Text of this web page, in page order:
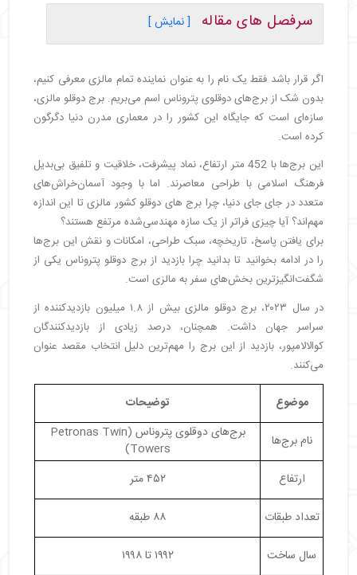
سرفصل های مقاله
[ نمایش ]
・تاریخچه و پیشینه برج‌های دوقلوی مالزی
راز طراحی خاص برج‌های دوقلوی مالزی
・ برج‌های دوقلو مالزی چه رکوردهایی را شکستند؟
・
داخل برج دوقلو مالزی چه امکاناتی وجود دارد؟
・ آسانسورهای برج دوقلو مالزی چه ویژگی‌هایی دارند؟
・ قیمت بلیت برج‌های دوقلو مالزی و ساعت بازدید
・جاذبه‌های دیدنی اطراف برج‌ دوقلوی پتروناس
・ پارک KLCC
・ موزه و مرکز علمی Petrosains
・مسجد As‑Syakirin
・مرکز خرید Avenue K
・تجربه زندگی شبانه مالزی
・حقایق جالب درباره برج‌های پتروناس
・مسیرهای دسترسی به برج‌های دوقلوی پتروناس
・مترو (LRT) برج دوقلو مالزی
・
・بهترین هتل‌های نزدیک برج دوقلو مالزی
・سخن پایانی
اگر قرار باشد فقط یک نام را به عنوان نماینده تمام مالزی معرفی کنیم،
بدون شک از برج‌های دوقلوی پتروناس اسم می‌بریم. برج دوقلو مالزی،
سازه‌‌ای است که جایگاه این کشور را در معماری مدرن دنیا دگرگون
کرده است.
این برج‌ها با 452 متر ارتفاع، نماد پیشرفت، خلاقیت و تلفیق بی‌بدیل
فرهنگ اسلامی با طراحی معاصرند. اما با وجود آسمان‌خراش‌های
متعدد در جای جای دنیا، چرا برج های دوقلو کشور مالزی تا این اندازه
مهم‌اند؟ آیا چیزی فراتر از یک سازه مهندسی‌شده مرتفع هستند؟
برای یافتن پاسخ، تاریخچه، سبک طراحی، امکانات و نقش این برج‌ها
را در ادامه بخوانید تا بدانید چرا بازدید از برج دوقلو پتروناس یکی از
شگفت‌انگیزترین بخش‌های سفر به مالزی است.
در سال ۲۰۲۳، برج‌ دوقلو مالزی بیش از ۱.۸ میلیون بازدیدکننده از
سراسر جهان داشت. همچنان، درصد زیادی از بازدیدکنندگان
کوالالامپور، بازدید از این برج را مهم‌ترین دلیل انتخاب مقصد عنوان
می‌کنند.
موضوع
توضیحات
نام برج‌ها
برج‌های دوقلوی پتروناس (Petronas Twin
Towers)
ارتفاع
۴۵۲ متر
تعداد طبقات
۸۸ طبقه
سال ساخت
۱۹۹۲ تا ۱۹۹۸